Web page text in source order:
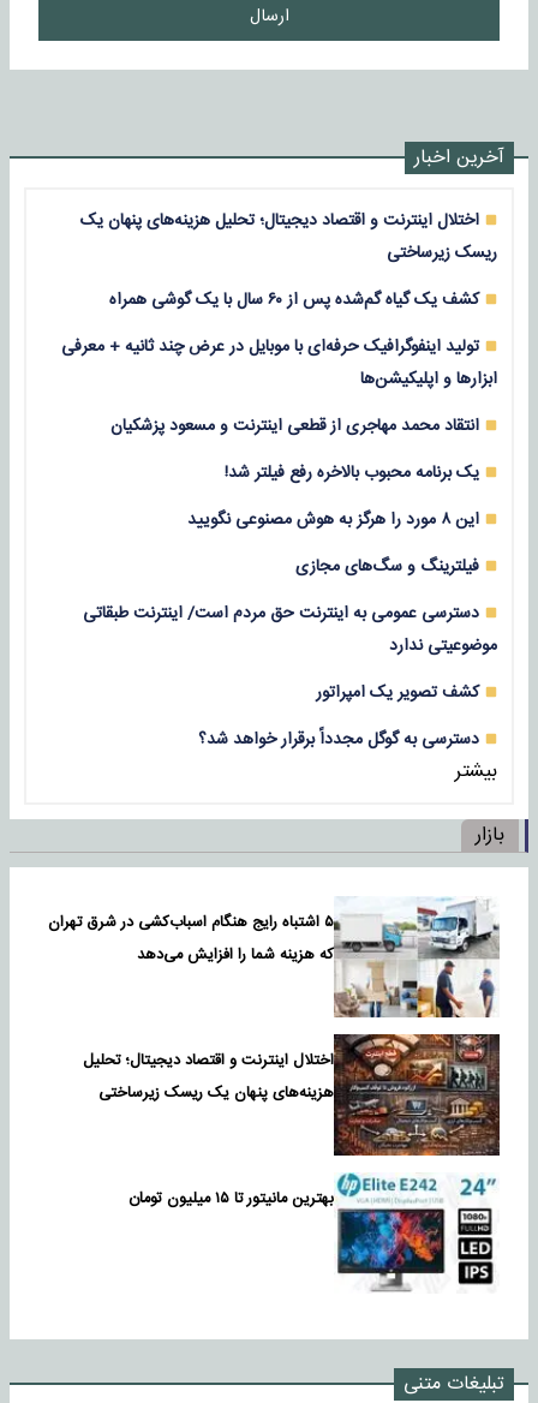
ارسال
آخرین اخبار
اختلال اینترنت و اقتصاد دیجیتال؛ تحلیل هزینه‌های پنهان یک
ریسک زیرساختی
کشف یک گیاه گم‌شده پس از ۶۰ سال با یک گوشی همراه
تولید اینفوگرافیک حرفه‌ای با موبایل در عرض چند ثانیه + معرفی
ابزارها و اپلیکیشن‌ها
انتقاد محمد مهاجری از قطعی اینترنت و مسعود پزشکیان
یک برنامه محبوب بالاخره رفع فیلتر شد!
این ۸ مورد را هرگز به هوش مصنوعی نگویید
فیلترینگ و سگ‌های مجازی
دسترسی عمومی به اینترنت حق مردم است/ اینترنت طبقاتی
موضوعیتی ندارد
کشف تصویر یک امپراتور
دسترسی به گوگل مجدداً برقرار خواهد شد؟
بیشتر
بازار
۵ اشتباه رایج هنگام اسباب‌کشی در شرق تهران
که هزینه شما را افزایش می‌دهد
اختلال اینترنت و اقتصاد دیجیتال؛ تحلیل
هزینه‌های پنهان یک ریسک زیرساختی
بهترین مانیتور تا ۱۵ میلیون تومان
تبلیغات متنی